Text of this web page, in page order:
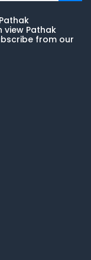
view Pathak
from our